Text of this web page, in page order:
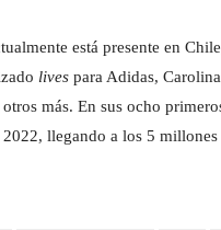
está presente en
lives para Adidas,
más. En sus ocho
llegando a los 5